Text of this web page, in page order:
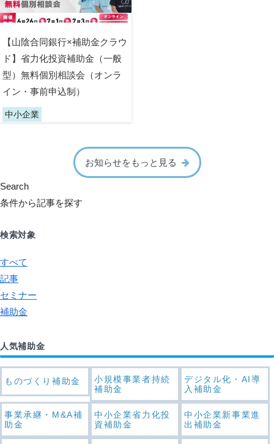
【山陰合同銀行×補助金クラウ
ド】省力化投資補助金（一般
型）無料個別相談会（オンラ
イン・事前申込制）
中小企業
お知らせをもっと見る
Search
条件から記事を探す
検索対象
すべて
記事
セミナー
補助金
人気補助金
ものづくり補助金
小規模事業者持続
補助金
デジタル化・AI導
入補助金
事業承継・M&A補
助金
中小企業省力化投
資補助金
中小企業新事業進
出補助金